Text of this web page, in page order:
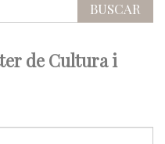
de Cultura i